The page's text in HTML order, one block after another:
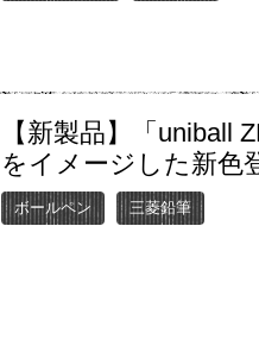
【新製品】「uniball
をイメージした新色
ボールペン 三菱鉛筆